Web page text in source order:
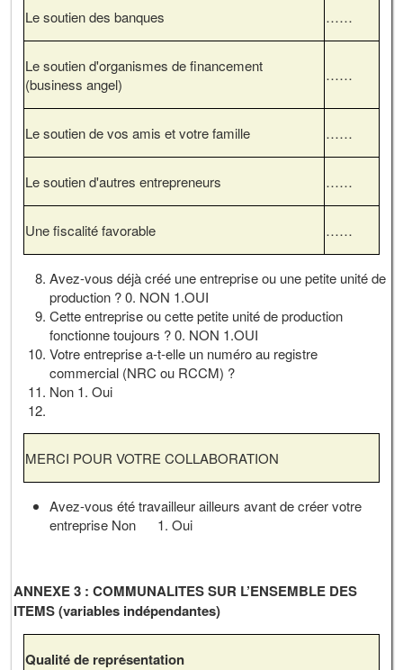
Le soutien des banques ……
Le soutien d'organismes de financement
(business angel)
……
Le soutien de vos amis et votre famille ……
Le soutien d'autres entrepreneurs ……
Une fiscalité favorable ……
Avez-vous déjà créé une entreprise ou une petite unité de
production ? 0. NON 1.OUI
Cette entreprise ou cette petite unité de production
fonctionne toujours ? 0. NON 1.OUI
Votre entreprise a-t-elle un numéro au registre
commercial (NRC ou RCCM) ?
Non 1. Oui
MERCI POUR VOTRE COLLABORATION
Avez-vous été travailleur ailleurs avant de créer votre
entreprise Non 1. Oui
ANNEXE 3 : COMMUNALITES SUR L’ENSEMBLE DES
ITEMS (variables indépendantes)
Qualité de représentation